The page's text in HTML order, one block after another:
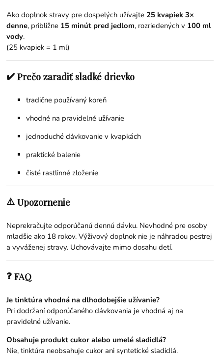
Ako doplnok stravy pre dospelých užívajte 25 kvapiek 3×
denne, približne 15 minút pred jedlom, rozriedených v 100 ml
vody.
(25 kvapiek = 1 ml)
✔️Prečo zaradiť sladké drievko
tradične používaný koreň
vhodné na pravidelné užívanie
jednoduché dávkovanie v kvapkách
praktické balenie
čisté rastlinné zloženie
⚠️Upozornenie
Neprekračujte odporúčanú dennú dávku. Nevhodné pre osoby
mladšie ako 18 rokov. Výživový doplnok nie je náhradou pestrej
a vyváženej stravy. Uchovávajte mimo dosahu detí.
❓FAQ
Je tinktúra vhodná na dlhodobejšie užívanie?
Pri dodržaní odporúčaného dávkovania je vhodná aj na
pravidelné užívanie.
Obsahuje produkt cukor alebo umelé sladidlá?
Nie, tinktúra neobsahuje cukor ani syntetické sladidlá.